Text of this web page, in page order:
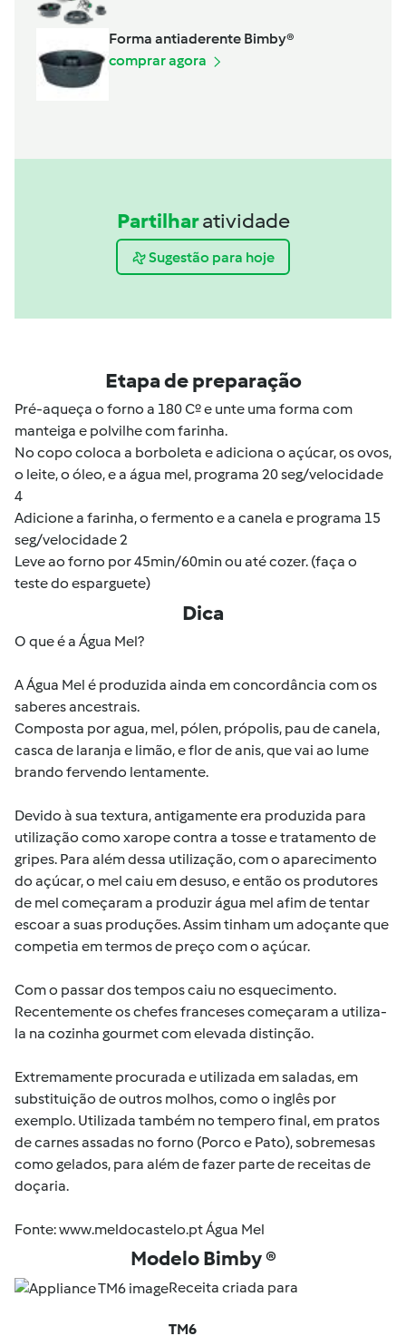
Forma antiaderente Bimby®
comprar agora
Partilharatividade
Sugestão para hoje
Etapa de preparação
Pré-aqueça o forno a 180 Cº e unte uma forma com
manteiga e polvilhe com farinha.
No copo coloca a borboleta e adiciona o açúcar, os ovos,
o leite, o óleo, e a água mel, programa 20 seg/velocidade
4
Adicione a farinha, o fermento e a canela e programa 15
seg/velocidade 2
Leve ao forno por 45min/60min ou até cozer. (faça o
teste do esparguete)
Dica
O que é a Água Mel?
A Água Mel é produzida ainda em concordância com os
saberes ancestrais.
Composta por agua, mel, pólen, própolis, pau de canela,
casca de laranja e limão, e flor de anis, que vai ao lume
brando fervendo lentamente.
Devido à sua textura, antigamente era produzida para
utilização como xarope contra a tosse e tratamento de
gripes. Para além dessa utilização, com o aparecimento
do açúcar, o mel caiu em desuso, e então os produtores
de mel começaram a produzir água mel afim de tentar
escoar a suas produções. Assim tinham um adoçante que
competia em termos de preço com o açúcar.
Com o passar dos tempos caiu no esquecimento.
Recentemente os chefes franceses começaram a utiliza-
la na cozinha gourmet com elevada distinção.
Extremamente procurada e utilizada em saladas, em
substituição de outros molhos, como o inglês por
exemplo. Utilizada também no tempero final, em pratos
de carnes assadas no forno (Porco e Pato), sobremesas
como gelados, para além de fazer parte de receitas de
doçaria.
Fonte: www.meldocastelo.ptÁgua Mel
Modelo Bimby ®
Receita criada para
TM6